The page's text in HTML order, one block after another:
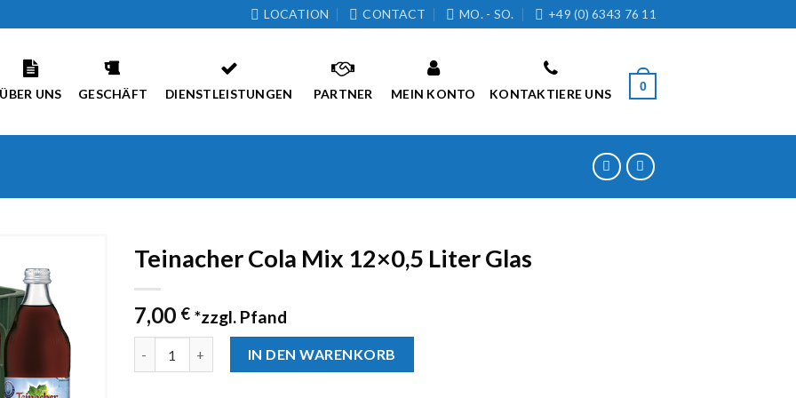
LOCATION CONTACT MO. - SO. +49 (0) 6343 76 11
ÜBER UNS GESCHÄFT DIENSTLEISTUNGEN PARTNER MEIN KONTO KONTAKTIERE UNS
0
Zur
Wunschliste
hinzufügen
Teinacher Cola Mix 12×0,5 Liter Glas
7,00 € *zzgl. Pfand
IN DEN WARENKORB